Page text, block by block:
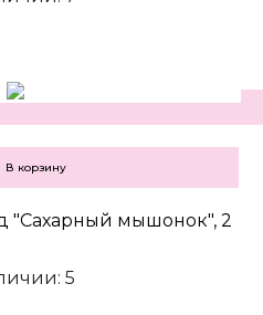
В корзину
"Сахарный мышонок", 2
5